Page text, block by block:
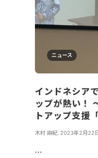
ニュース
インドネシア
ップが熱い！
トアップ支援
木村 麻紀, 2023年2月22日
...